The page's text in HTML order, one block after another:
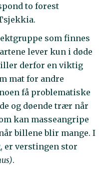
to forest
som finnes
lever kun i døde
derfor en viktig
mat for andre
få problematiske
og døende trær når
kan masseangripe
billene blir mange. I
er verstingen stor
.